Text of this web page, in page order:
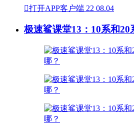
打开APP客户端 22 08.04
极速鲨课堂13：10系和20